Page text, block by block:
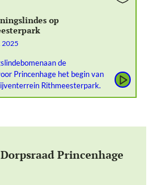
op
2025
de
Princenhage het begin van
Rithmeesterpark.
Princenhage